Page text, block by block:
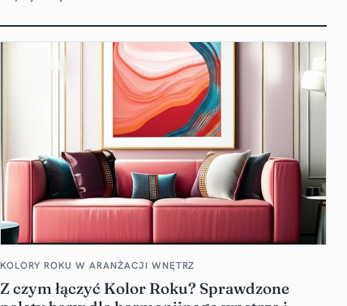
KOLORY ROKU W ARANŻACJI WNĘTRZ
Z czym łączyć Kolor Roku? Sprawdzone